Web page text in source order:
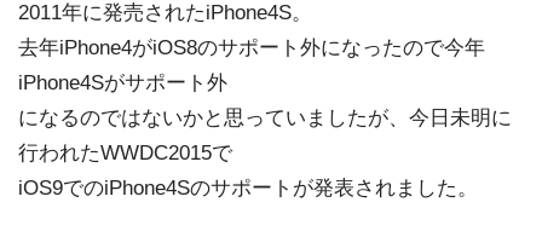
2011年に発売されたiPhone4S。
去年iPhone4がiOS8のサポート外になったので今年
iPhone4Sがサポート外
になるのではないかと思っていましたが、今日未明に
行われたWWDC2015で
iOS9でのiPhone4Sのサポートが発表されました。